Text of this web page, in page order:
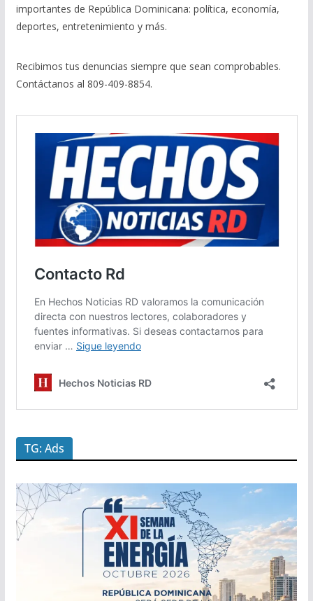
importantes de República Dominicana: política, economía,
deportes, entretenimiento y más.
Recibimos tus denuncias siempre que sean comprobables.
Contáctanos al 809-409-8854.
TG: Ads